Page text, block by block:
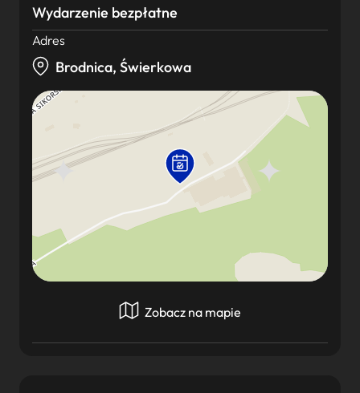
Wydarzenie bezpłatne
Adres
Brodnica, Świerkowa
Zobacz na mapie